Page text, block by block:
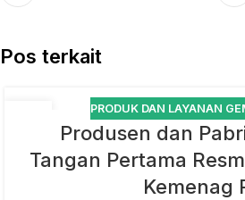
Pos terkait
PRODUK DAN LAYANAN
Produsen dan
Tangan Pertama
Kemenag